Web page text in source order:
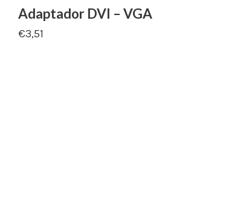
Adaptador DVI – VGA
€3,51